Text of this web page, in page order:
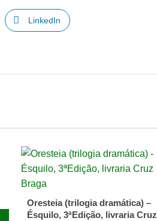
LinkedIn
Oresteia (trilogia dramática) –
Ésquilo, 3ªEdição, livraria Cruz